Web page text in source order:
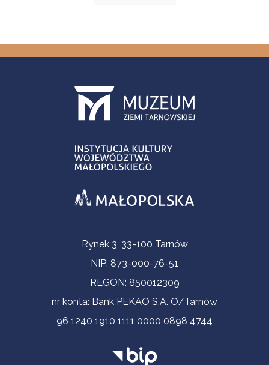
Informacje kontaktoweRynek 3, 33-100 Tarnów
NIP: 873-000-76-51
REGON: 850012309
nr konta: Bank PEKAO S.A. O/Tarnów
96 1240 1910 1111 0000 0898 4744